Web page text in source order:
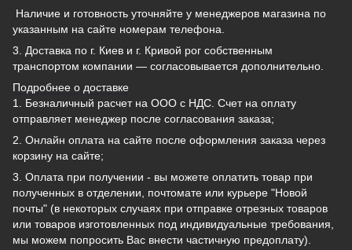
Наличие и готовность уточняйте у менеджеров магазина по
указанным на сайте номерам телефона.
3. Доставка по г. Киев и г. Кривой рог собственным
транспортом компании — согласовывается дополнительно.
Подробнее о доставке
1. Безналичный расчет на ООО с НДС. Счет на оплату
отправляет менеджер после согласования заказа;
2. Онлайн оплата на сайте после оформления заказа через
корзину на сайте;
3. Оплата при получении - вы можете оплатить товар при
полученных в отделении, почтомате или курьере "Новой
почты" (в некоторых случаях при отправке отрезных товаров
или товаров изготовленных под индивидуальные требования,
мы можем попросить Вас внести частичную предоплату).